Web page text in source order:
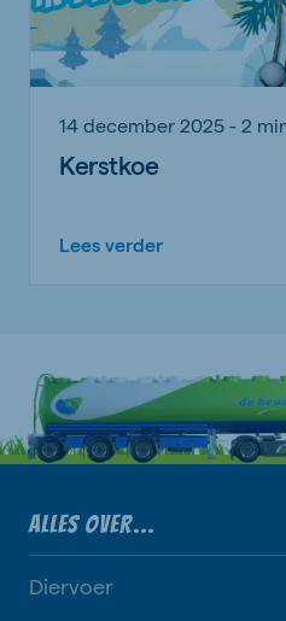
14 december 2025 - 2
Kerstkoe
Lees verder
ALLES OVER...
Diervoer